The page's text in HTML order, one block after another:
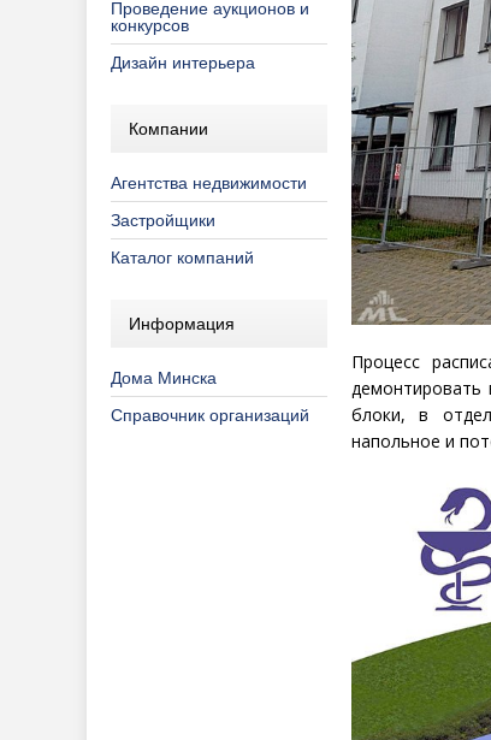
Проведение аукционов и
конкурсов
Дизайн интерьера
Компании
Агентства недвижимости
Застройщики
Каталог компаний
Информация
Дома Минска
Справочник организаций
Процесс
блоки, в
напольное и